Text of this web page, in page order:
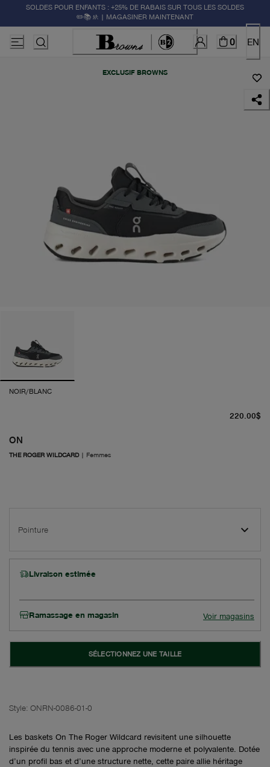
SOLDES POUR ENFANTS : +25% DE RABAIS SUR TOUS LES SOLDES
✏️📚🚸 | MAGASINER MAINTENANT
0 EN
EXCLUSIF BROWNS
NOIR/BLANC
ON
THE ROGER WILDCARD| Femmes
220.00$
Pointure
Livraison estimée
Ramassage en magasin Voir magasins
SÉLECTIONNEZ UNE TAILLE
Style: ONRN-0086-01-0
Les baskets On The Roger Wildcard revisitent une silhouette
inspirée du tennis avec une approche moderne et polyvalente. Dotée
d’un profil bas et d’une structure nette, cette paire allie héritage